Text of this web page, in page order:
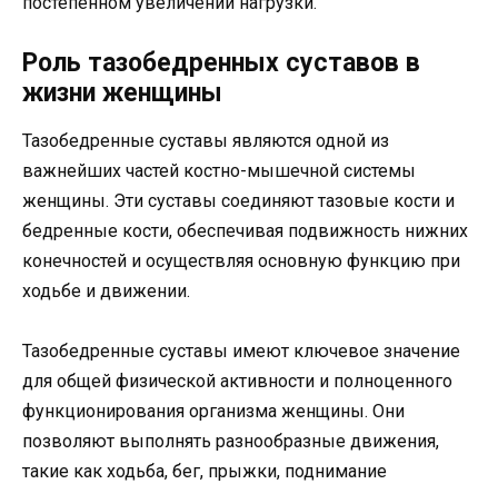
Роль тазобедренных суставов в
жизни женщины
Тазобедренные суставы являются одной из
важнейших частей костно-мышечной системы
женщины. Эти суставы соединяют тазовые кости и
бедренные кости, обеспечивая подвижность нижних
конечностей и осуществляя основную функцию при
ходьбе и движении.
Тазобедренные суставы имеют ключевое значение
для общей физической активности и полноценного
функционирования организма женщины. Они
позволяют выполнять разнообразные движения,
такие как ходьба, бег, прыжки, поднимание